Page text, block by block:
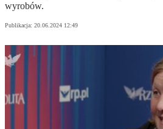
wyrobów.
Publikacja: 20.06.2024 12:49